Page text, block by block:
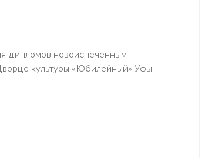
дипломов новоиспеченным
культуры «Юбилейный» Уфы.